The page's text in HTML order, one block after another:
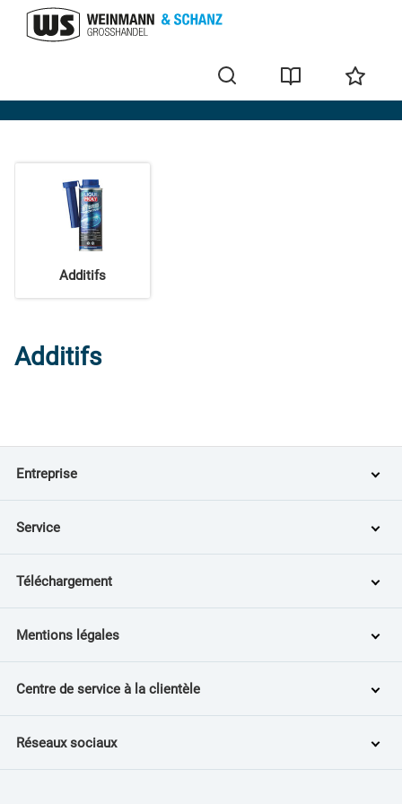
Automobile
Additifs
Additifs
Entreprise
Service
Téléchargement
Mentions légales
Centre de service à la clientèle
Réseaux sociaux